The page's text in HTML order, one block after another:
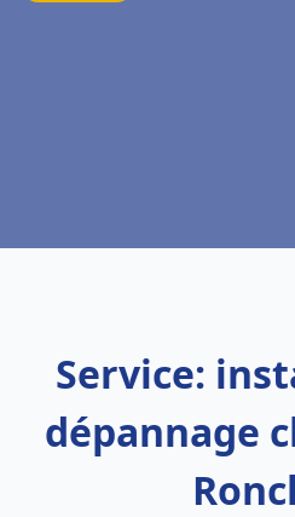
Service:
dépannage